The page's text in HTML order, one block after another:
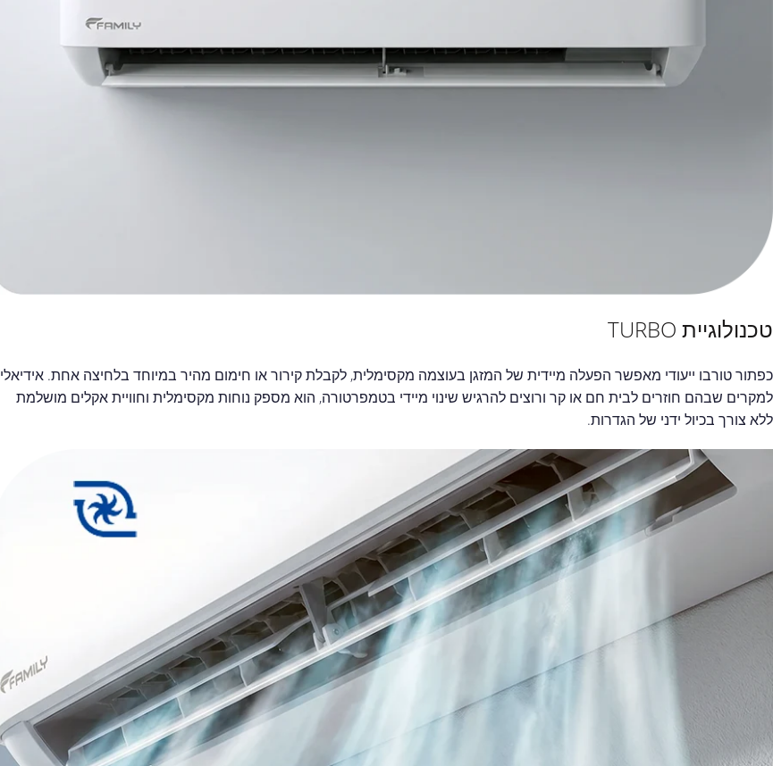
טכנולוגיית TURBO
כפתור טורבו ייעודי מאפשר הפעלה מיידית של המזגן בעוצמה מקסימלית, לקבלת קירור או חימום מהיר במיוחד בלחיצה אחת. אידיאלי
למקרים שבהם חוזרים לבית חם או קר ורוצים להרגיש שינוי מיידי בטמפרטורה, הוא מספק נוחות מקסימלית וחוויית אקלים מושלמת
ללא צורך בכיול ידני של הגדרות.